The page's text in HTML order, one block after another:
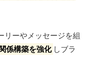
リーやメッセージを組
係構築を強化 しブラ